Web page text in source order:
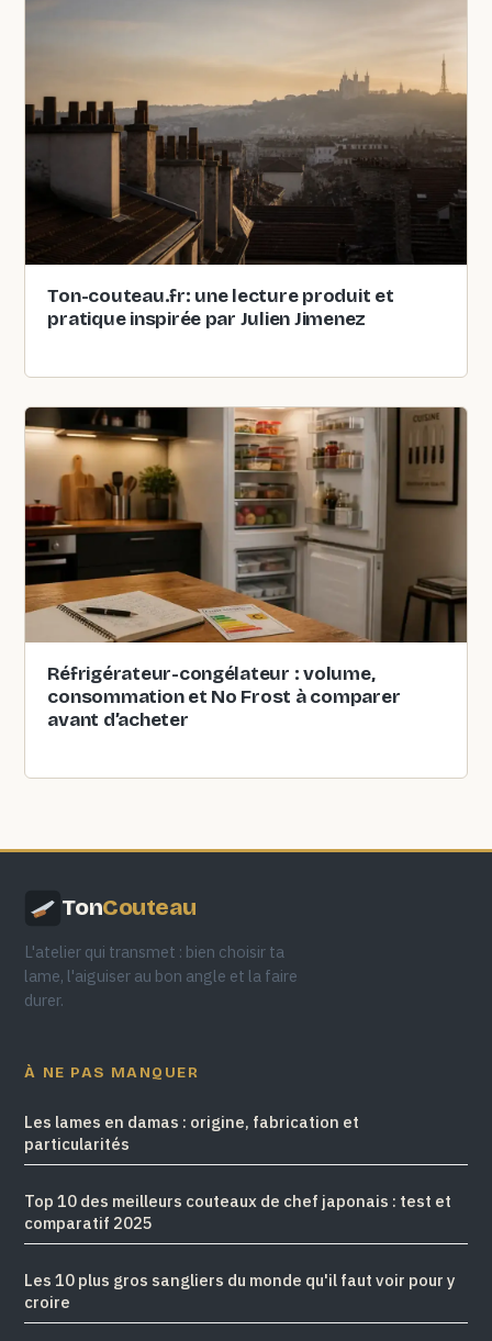
Ton-couteau.fr: une lecture produit et
pratique inspirée par Julien Jimenez
Réfrigérateur-congélateur : volume,
consommation et No Frost à comparer
avant d’acheter
TonCouteau
L'atelier qui transmet : bien choisir ta
lame, l'aiguiser au bon angle et la faire
durer.
À NE PAS MANQUER
Les lames en damas : origine, fabrication et
particularités
Top 10 des meilleurs couteaux de chef japonais : test et
comparatif 2025
Les 10 plus gros sangliers du monde qu'il faut voir pour y
croire